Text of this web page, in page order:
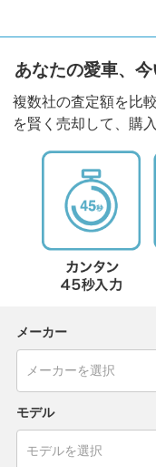
あなたの愛車、今
複数社の査定額を比
を賢く売却して、購
メーカー
モデル